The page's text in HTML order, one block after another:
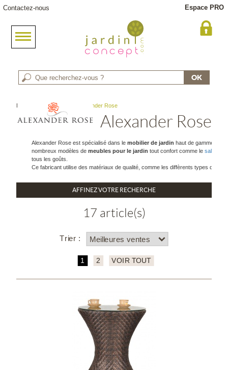
Contactez-nous Espace PRO
Meuble jardin> Marque : Alexander Rose
Alexander Rose
Alexander Rose est spécialisé dans lemobilier de jardin haut de gamme
nombreux modèles demeubles pour le jardin tout confort comme lesalon de
tous les goûts.
Ce fabricant utilise des matériaux de qualité, comme les diffèrents types de
AFFINEZ VOTRE RECHERCHE
17 article(s)
Trier :
1 2 VOIR TOUT